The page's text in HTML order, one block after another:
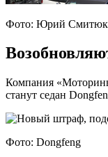
Фото: Юрий
Компания
станут седан
Фото: Dongfeng